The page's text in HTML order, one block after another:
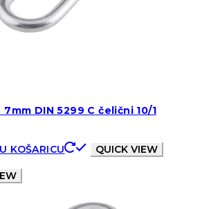
7mm DIN 5299 C čelični 10/1
KOŠARICU
QUICK VIEW